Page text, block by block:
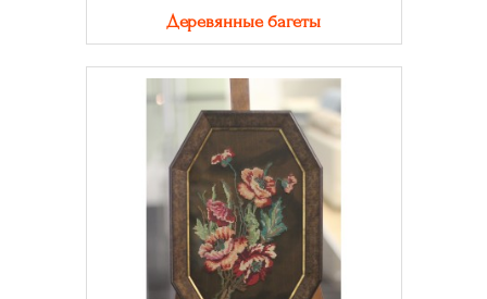
Деревянные багеты